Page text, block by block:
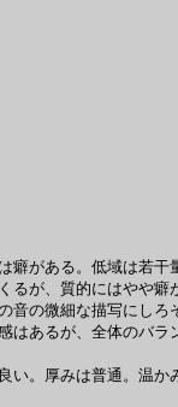
がある。低域は若
るが、質的にはやや
の微細な描写にし
はあるが、全体のバ
。厚みは普通。温